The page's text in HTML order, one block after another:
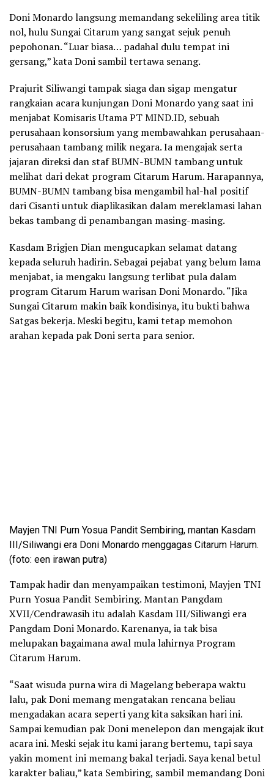
Doni Monardo langsung memandang sekeliling area titik
nol, hulu Sungai Citarum yang sangat sejuk penuh
pepohonan. “Luar biasa… padahal dulu tempat ini
gersang,” kata Doni sambil tertawa senang.
Prajurit Siliwangi tampak siaga dan sigap mengatur
rangkaian acara kunjungan Doni Monardo yang saat ini
menjabat Komisaris Utama PT MIND.ID, sebuah
perusahaan konsorsium yang membawahkan perusahaan-
perusahaan tambang milik negara. Ia mengajak serta
jajaran direksi dan staf BUMN-BUMN tambang untuk
melihat dari dekat program Citarum Harum. Harapannya,
BUMN-BUMN tambang bisa mengambil hal-hal positif
dari Cisanti untuk diaplikasikan dalam mereklamasi lahan
bekas tambang di penambangan masing-masing.
Kasdam Brigjen Dian mengucapkan selamat datang
kepada seluruh hadirin. Sebagai pejabat yang belum lama
menjabat, ia mengaku langsung terlibat pula dalam
program Citarum Harum warisan Doni Monardo. “Jika
Sungai Citarum makin baik kondisinya, itu bukti bahwa
Satgas bekerja. Meski begitu, kami tetap memohon
arahan kepada pak Doni serta para senior.
Mayjen TNI Purn Yosua Pandit Sembiring, mantan Kasdam
III/Siliwangi era Doni Monardo menggagas Citarum Harum.
(foto: een irawan putra)
Tampak hadir dan menyampaikan testimoni, Mayjen TNI
Purn Yosua Pandit Sembiring. Mantan Pangdam
XVII/Cendrawasih itu adalah Kasdam III/Siliwangi era
Pangdam Doni Monardo. Karenanya, ia tak bisa
melupakan bagaimana awal mula lahirnya Program
Citarum Harum.
“Saat wisuda purna wira di Magelang beberapa waktu
lalu, pak Doni memang mengatakan rencana beliau
mengadakan acara seperti yang kita saksikan hari ini.
Sampai kemudian pak Doni menelepon dan mengajak ikut
acara ini. Meski sejak itu kami jarang bertemu, tapi saya
yakin moment ini memang bakal terjadi. Saya kenal betul
karakter baliau,” kata Sembiring, sambil memandang Doni